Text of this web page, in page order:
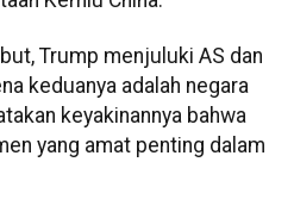
Trump menjuluki AS dan
keduanya adalah negara
keyakinannya bahwa
yang amat penting dalam